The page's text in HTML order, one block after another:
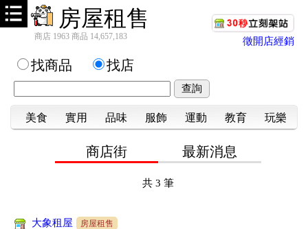
房屋租售
商店 1963 商品 14,657,183 徵開店經銷
找商品 找店
美食 實用 品味 服飾 運動 教育 玩樂
商店街 最新消息
共3 筆
大象租屋
房屋租售